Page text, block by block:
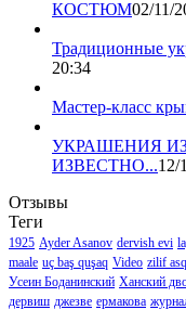
КОСТЮМ02/11/
Традиционные
20:34
Мастер-класс
УКРАШЕНИЯ
ИЗВЕСТНО...12/
Отзывы
Теги
1925 Ayder Asanov dervish evi
maale uç baş quşaq Video zilif
Усеин Боданинский Ханский
дервиш джезве ермакова